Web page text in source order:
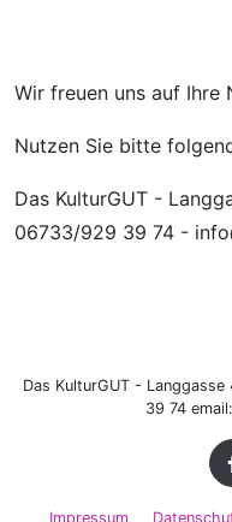
Wir freuen uns auf Ihre
Nutzen Sie bitte
Das KulturGUT -
06733/929 39 74 -
Das KulturGUT -
39 74
Impressum